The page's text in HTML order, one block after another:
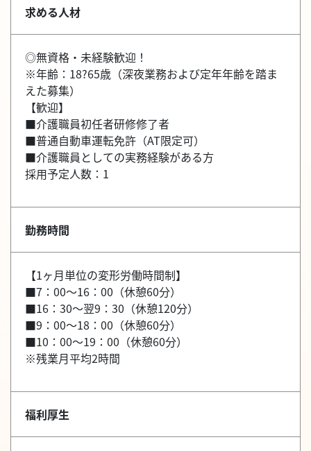
求める人材
◎無資格・未経験歓迎！
※年齢：18?65歳（深夜業務および定年年齢を踏ま
えた募集）
【歓迎】
■介護職員初任者研修修了者
■普通自動車運転免許（AT限定可）
■介護職員としての実務経験がある方
採用予定人数：1
勤務時間
【1ヶ月単位の変形労働時間制】
■7：00～16：00（休憩60分）
■16：30～翌9：30（休憩120分）
■9：00～18：00（休憩60分）
■10：00～19：00（休憩60分）
※残業月平均2時間
福利厚生